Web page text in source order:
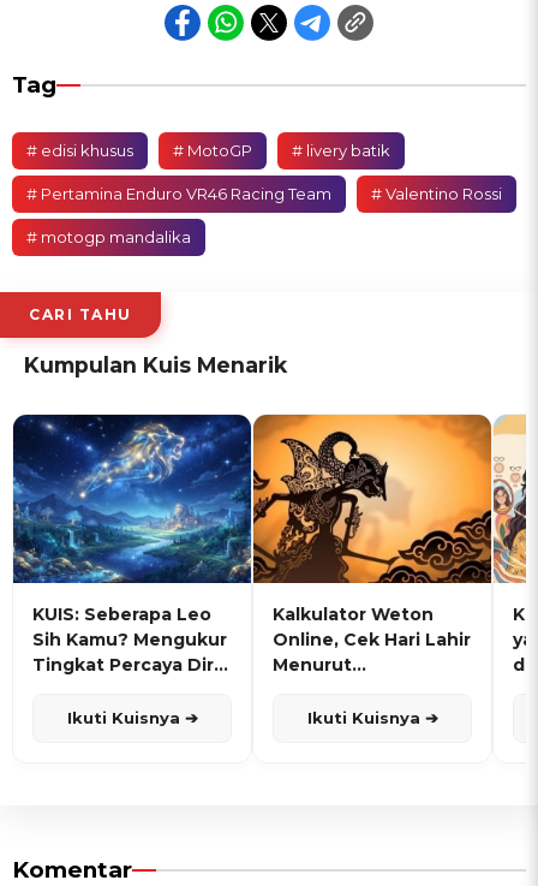
Tag
# edisi khusus # MotoGP # livery batik
# Pertamina Enduro VR46 Racing Team # Valentino Rossi
# motogp mandalika
CARI TAHU
Kumpulan Kuis Menarik
KUIS: Seberapa Leo
Sih Kamu? Mengukur
Tingkat Percaya Diri
Ikuti Kuisnya ➔
Kalkulator Weton
Online, Cek Hari Lahir
Menurut
Ikuti Kuisnya ➔
Komentar